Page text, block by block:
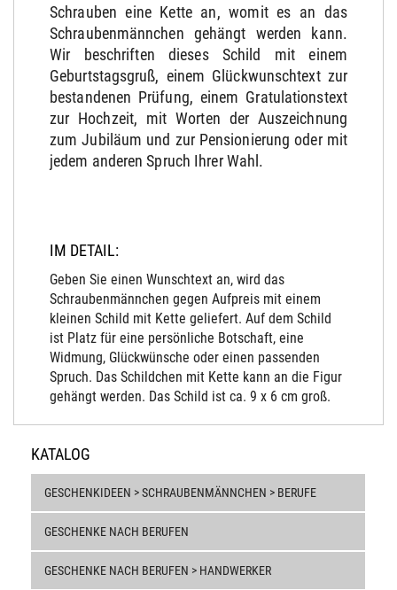
Schrauben eine Kette an, womit es an das
Schraubenmännchen gehängt werden kann.
Wir beschriften dieses Schild mit einem
Geburtstagsgruß, einem Glückwunschtext zur
bestandenen Prüfung, einem Gratulationstext
zur Hochzeit, mit Worten der Auszeichnung
zum Jubiläum und zur Pensionierung oder mit
jedem anderen Spruch Ihrer Wahl.
IM DETAIL:
Geben Sie einen Wunschtext an, wird das
Schraubenmännchen gegen Aufpreis mit einem
kleinen Schild mit Kette geliefert. Auf dem Schild
ist Platz für eine persönliche Botschaft, eine
Widmung, Glückwünsche oder einen passenden
Spruch. Das Schildchen mit Kette kann an die Figur
gehängt werden. Das Schild ist ca. 9 x 6 cm groß.
KATALOG
GESCHENKIDEEN > SCHRAUBENMÄNNCHEN > BERUFE
GESCHENKE NACH BERUFEN
GESCHENKE NACH BERUFEN > HANDWERKER